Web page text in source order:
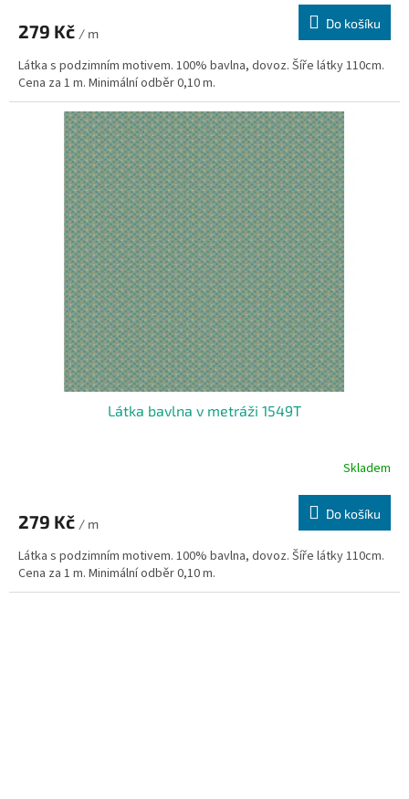
279 Kč / m
Do košíku
Látka s podzimním motivem. 100% bavlna, dovoz. Šíře látky 110cm.
Cena za 1 m. Minimální odběr 0,10 m.
Látka bavlna v metráži 1549T
Skladem
279 Kč / m
Do košíku
Látka s podzimním motivem. 100% bavlna, dovoz. Šíře látky 110cm.
Cena za 1 m. Minimální odběr 0,10 m.